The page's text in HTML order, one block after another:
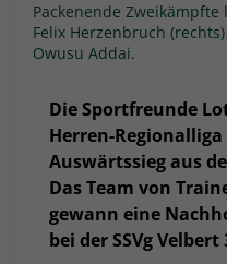
Packenende
Felix Herzenbruch
Owusu Addai.
Die Sportfreunde
Herren-
Auswärtssieg aus
Das Team von
gewann eine
bei der SSVg Velbert